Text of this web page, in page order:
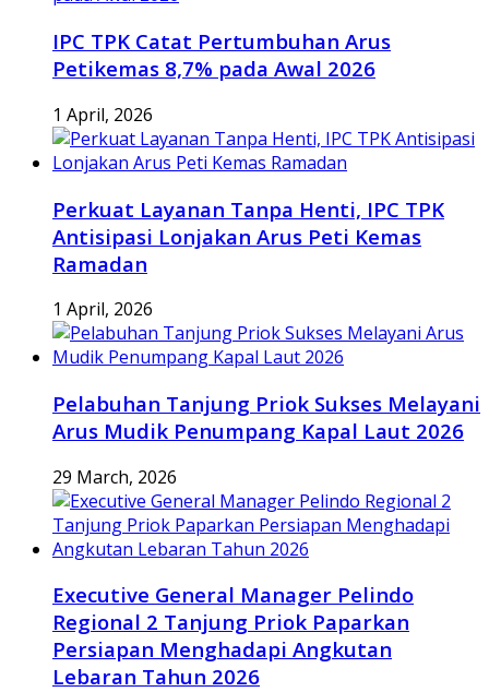
IPC TPK Catat Pertumbuhan Arus
Petikemas 8,7% pada Awal 2026
1 April, 2026
Perkuat Layanan Tanpa Henti, IPC TPK
Antisipasi Lonjakan Arus Peti Kemas
Ramadan
1 April, 2026
Pelabuhan Tanjung Priok Sukses Melayani
Arus Mudik Penumpang Kapal Laut 2026
29 March, 2026
Executive General Manager Pelindo
Regional 2 Tanjung Priok Paparkan
Persiapan Menghadapi Angkutan
Lebaran Tahun 2026